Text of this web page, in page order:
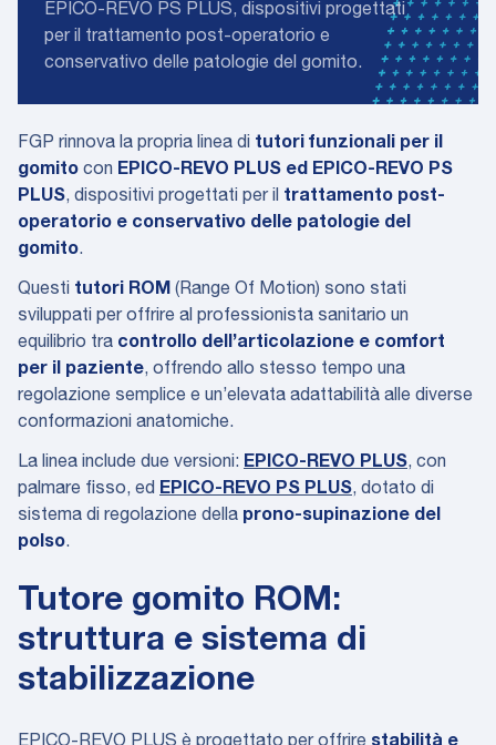
EPICO-REVO PS PLUS, dispositivi progettati
per il trattamento post-operatorio e
conservativo delle patologie del gomito.
FGP rinnova la propria linea di tutori funzionali per il
gomito con EPICO-REVO PLUS ed EPICO-REVO PS
PLUS, dispositivi progettati per il trattamento post-
operatorio e conservativo delle patologie del
gomito.
Questi tutori ROM (Range Of Motion) sono stati
sviluppati per offrire al professionista sanitario un
equilibrio tra controllo dell’articolazione e comfort
per il paziente, offrendo allo stesso tempo una
regolazione semplice e un’elevata adattabilità alle diverse
conformazioni anatomiche.
La linea include due versioni: EPICO-REVO PLUS, con
palmare fisso, ed EPICO-REVO PS PLUS, dotato di
sistema di regolazione della prono-supinazione del
polso.
Tutore gomito ROM:
struttura e sistema di
stabilizzazione